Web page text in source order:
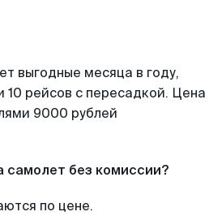
выгодные месяца в году,
рейсов с пересадкой. Цена
9000 рублей
самолет без комиссии?
по цене.